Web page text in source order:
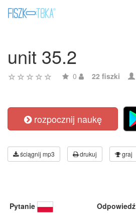
unit 35.2
0 22 fiszki
rozpocznij naukę
ściągnij mp3 drukuj graj
Pytanie Odpowiedź